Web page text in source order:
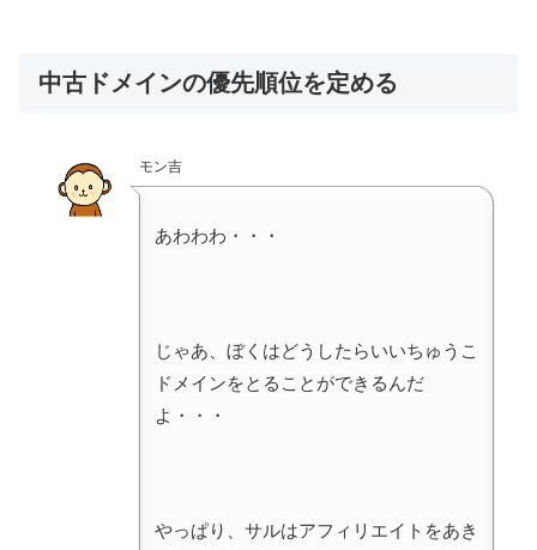
中古ドメインの優先順位を定める
モン吉
あわわわ・・・
じゃあ、ぼくはどうしたらいいちゅうこ
ドメインをとることができるんだ
よ・・・
やっぱり、サルはアフィリエイトをあき